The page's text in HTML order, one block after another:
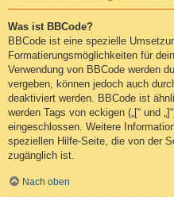
Was ist BBCode?
BBCode ist eine spezielle
Formatierungsmöglichkeiten für
Verwendung von BBCode werden
vergeben, können jedoch auch
deaktiviert werden. BBCode ist
werden Tags von eckigen („[“ und
eingeschlossen. Weitere
speziellen Hilfe-Seite, die von der
zugänglich ist.
Nach oben